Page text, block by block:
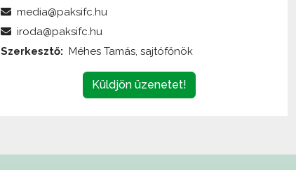
MEZ (HAZAI ZÖLD)
28.900 Ft
media@paksifc.hu
iroda@paksifc.hu
Szerkesztő: Méhes Tamás, sajtófőnök
Küldjön üzenetet!